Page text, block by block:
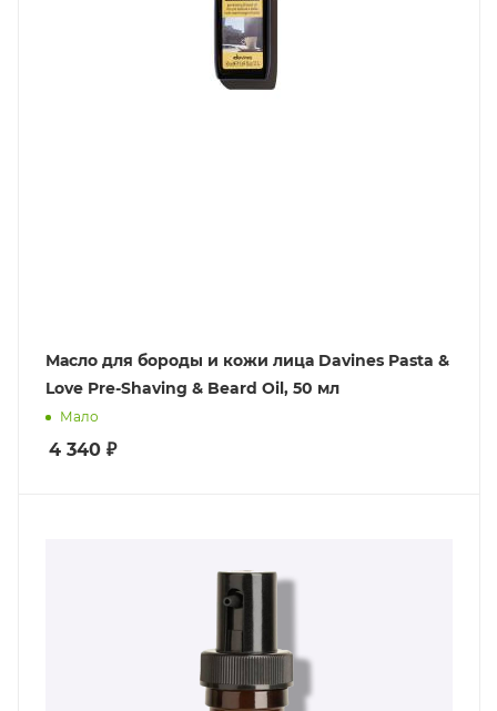
Масло для бороды и кожи лица Davines Pasta &
Love Pre-Shaving & Beard Oil, 50 мл
Мало
4 340 ₽